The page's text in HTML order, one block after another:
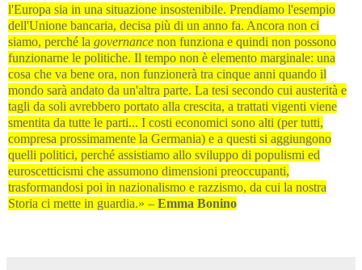
l'Europa sia in una situazione insostenibile. Prendiamo l'esempio
dell'Unione bancaria, decisa più di un anno fa. Ancora non ci
siamo, perché la governance non funziona e quindi non possono
funzionarne le politiche. Il tempo non è elemento marginale: una
cosa che va bene ora, non funzionerà tra cinque anni quando il
mondo sarà andato da un'altra parte. La tesi secondo cui austerità e
tagli da soli avrebbero portato alla crescita, a trattati vigenti viene
smentita da tutte le parti... I costi economici sono alti (per tutti,
compresa prossimamente la Germania) e a questi si aggiungono
quelli politici, perché assistiamo allo sviluppo di populismi ed
euroscetticismi che assumono dimensioni preoccupanti,
trasformandosi poi in nazionalismo e razzismo, da cui la nostra
Storia ci mette in guardia.» – Emma Bonino